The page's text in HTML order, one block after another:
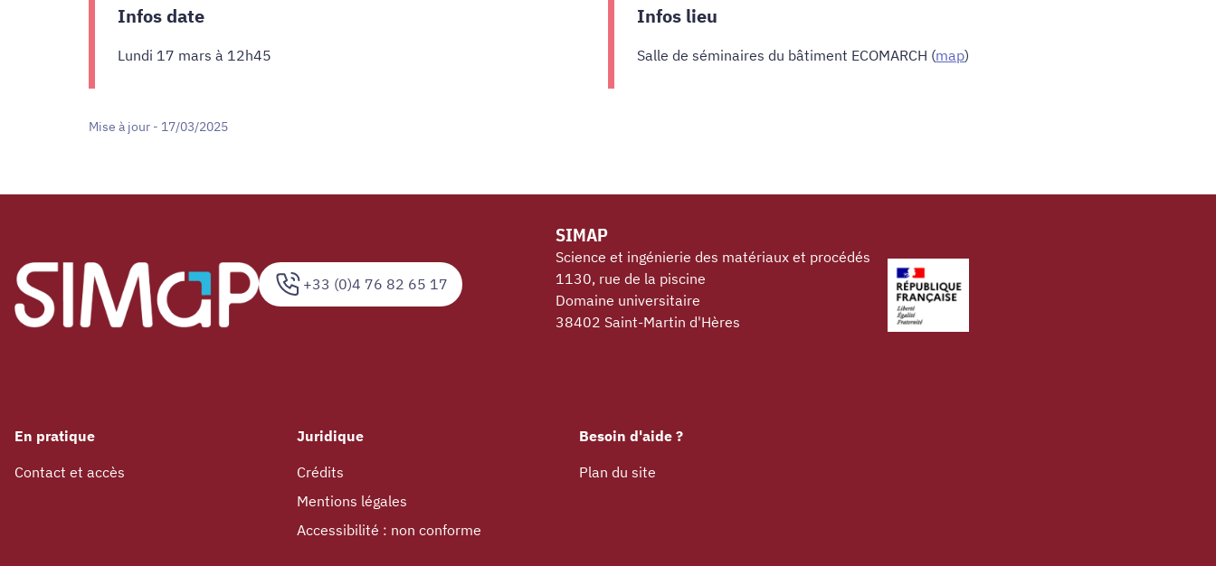
Infos date
Lundi 17 mars à 12h45
Infos lieu
Salle de séminaires du bâtiment ECOMARCH (map)
Mise à jour - 17/03/2025
+33 (0)4 76 82 65 17
SIMAP
Science et ingénierie des matériaux et procédés
1130, rue de la piscine
Domaine universitaire
38402 Saint-Martin d'Hères
En pratique
Contact et accès
Juridique
Crédits
Mentions légales
Accessibilité : non conforme
Besoin d'aide ?
Plan du site